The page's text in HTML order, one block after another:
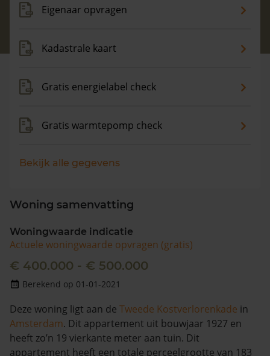
Eigenaar opvragen
Kadastrale kaart
Gratis energielabel check
Gratis warmtepomp check
Bekijk alle gegevens
Woning samenvatting
Woningwaarde indicatie
Actuele woningwaarde opvragen (gratis)
€ 400.000 - € 500.000
Berekend op 01-01-2021
Deze woning ligt aan de Tweede Kostverlorenkade in
Amsterdam. Dit appartement uit bouwjaar 1927 en
heeft zo’n 19 vierkante meter aan tuin. Dit
appartement heeft een totale perceelgrootte van 183